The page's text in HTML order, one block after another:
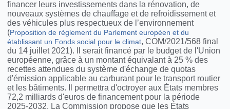
financer leurs investissements dans la rénovation, de
nouveaux systèmes de chauffage et de refroidissement et
des véhicules plus respectueux de l’environnement
(Proposition de règlement du Parlement européen et du
établissant un Fonds social pour le climat, COM/2021/568 final
du 14 juillet 2021). Il serait financé par le budget de l'Union
européenne, grâce à un montant équivalant à 25 % des
recettes attendues du système d'échange de quotas
d'émission applicable au carburant pour le transport routier
et les bâtiments. Il permettra d'octroyer aux États membres
72,2 milliards d'euros de financement pour la période
2025-2032. La Commission propose que les États